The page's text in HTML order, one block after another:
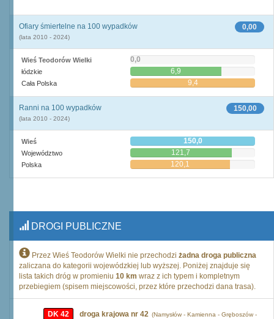
0,00
Ofiary śmiertelne na 100 wypadków
(lata 2010 - 2024)
Wieś Teodorów Wielki 0,0
łódzkie 6,9
Cała Polska 9,4
150,00
Ranni na 100 wypadków
(lata 2010 - 2024)
Wieś 150,0
Województwo 121,7
Polska 120,1
DROGI PUBLICZNE
Przez Wieś Teodorów Wielki nie przechodzi żadna droga publiczna
zaliczana do kategorii wojewódzkiej lub wyższej. Poniżej znajduje się
lista takich dróg w promieniu 10 km wraz z ich typem i kompletnym
przebiegiem (spisem miejscowości, przez które przechodzi dana trasa).
DK 42 droga krajowa nr 42 (Namysłów - Kamienna - Gręboszów -